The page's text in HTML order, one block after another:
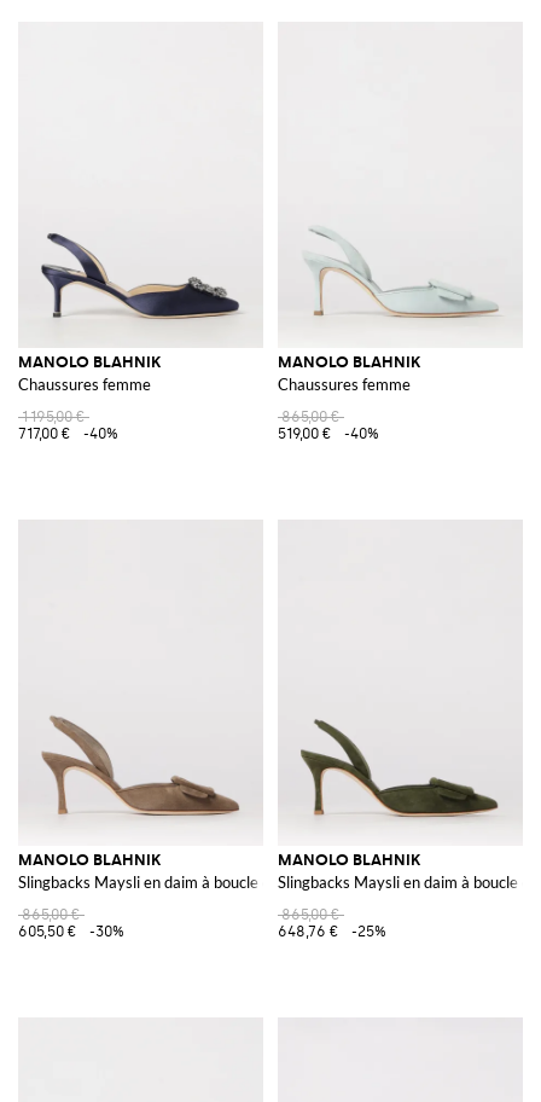
MANOLO BLAHNIK
Chaussures femme
1 195,00 €
717,00 €
-40%
MANOLO BLAHNIK
Chaussures femme
865,00 €
519,00 €
-40%
MANOLO BLAHNIK
Slingbacks Maysli en daim à boucle décorative
865,00 €
605,50 €
-30%
MANOLO BLAHNIK
Slingbacks Maysli en daim à boucle
865,00 €
648,76 €
-25%